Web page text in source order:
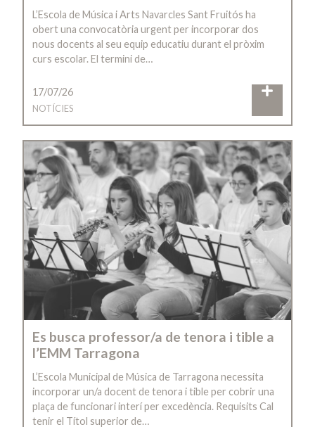
L’Escola de Música i Arts Navarcles Sant Fruitós ha
obert una convocatòria urgent per incorporar dos
nous docents al seu equip educatiu durant el pròxim
curs escolar. El termini de…
17/07/26
NOTÍCIES
Es busca professor/a de tenora i tible a
l’EMM Tarragona
L’Escola Municipal de Música de Tarragona necessita
incorporar un/a docent de tenora i tible per cobrir una
plaça de funcionari interí per excedència. Requisits Cal
tenir el Títol superior de…